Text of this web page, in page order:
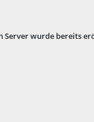
Server wurde bereits